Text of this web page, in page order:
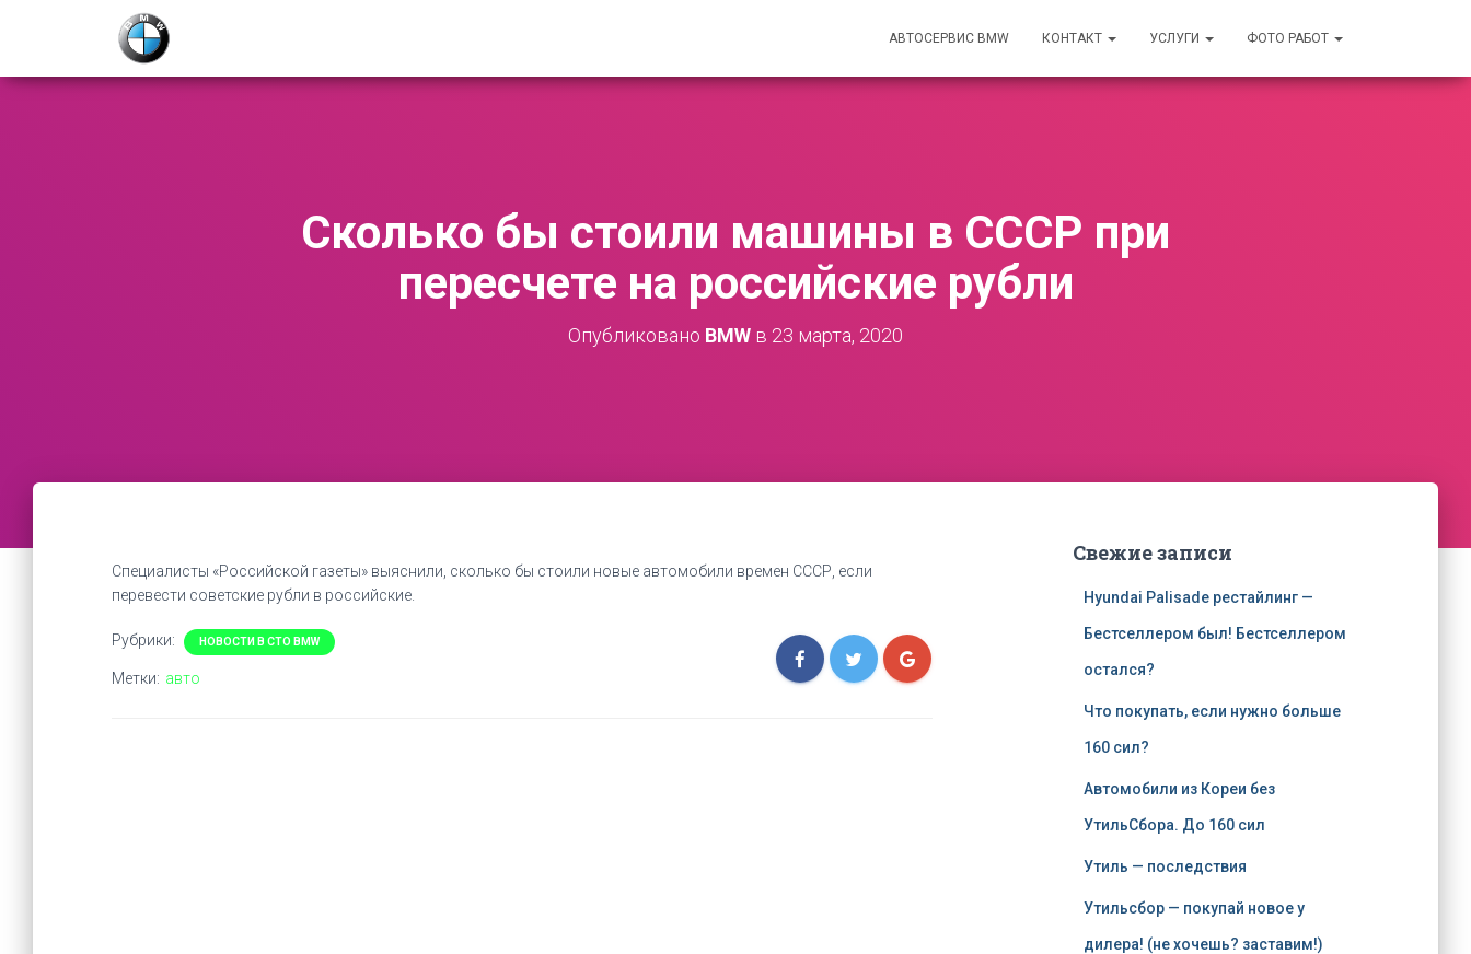
АВТОСЕРВИС BMW КОНТАКТ УСЛУГИ ФОТО РАБОТ
Сколько бы стоили машины в СССР при
пересчете на российские рубли
Опубликовано BMW в 23 марта, 2020
Специалисты «Российской газеты» выяснили, сколько бы стоили новые автомобили времен СССР, если
перевести советские рубли в российские.
Рубрики: НОВОСТИ В СТО BMW
Метки: авто
Свежие записи
Hyundai Palisade рестайлинг —
Бестселлером был! Бестселлером
остался?
Что покупать, если нужно больше
160 сил?
Автомобили из Кореи без
УтильСбора. До 160 сил
Утиль — последствия
Утильсбор — покупай новое у
дилера! (не хочешь? заставим!)